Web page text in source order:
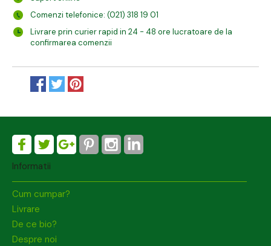
Comenzi telefonice: (021) 318 19 01
Livrare prin curier rapid in 24 - 48 ore lucratoare de la
confirmarea comenzii
Informatii
Cum cumpar?
Livrare
De ce bio?
Despre noi